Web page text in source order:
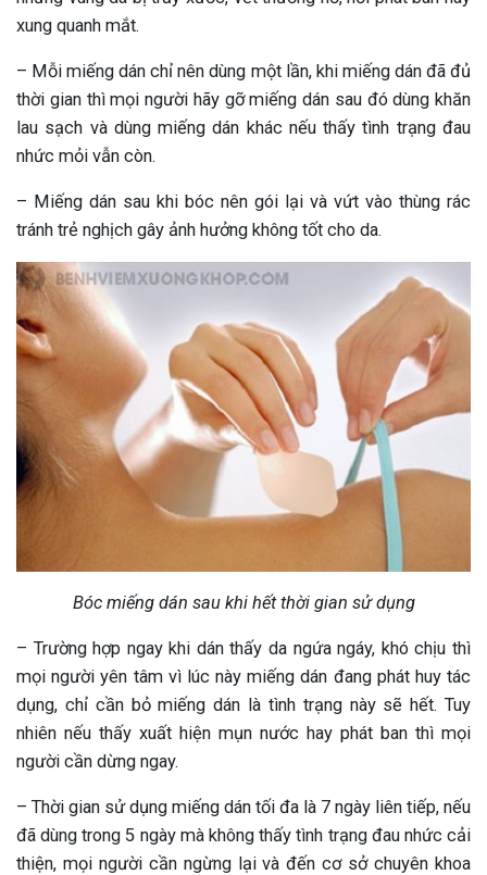
xung quanh mắt.
– Mỗi miếng dán chỉ nên dùng một lần, khi miếng dán đã đủ
thời gian thì mọi người hãy gỡ miếng dán sau đó dùng khăn
lau sạch và dùng miếng dán khác nếu thấy tình trạng đau
nhức mỏi vẫn còn.
– Miếng dán sau khi bóc nên gói lại và vứt vào thùng rác
tránh trẻ nghịch gây ảnh hưởng không tốt cho da.
Bóc miếng dán sau khi hết thời gian sử dụng
– Trường hợp ngay khi dán thấy da ngứa ngáy, khó chịu thì
mọi người yên tâm vì lúc này miếng dán đang phát huy tác
dụng, chỉ cần bỏ miếng dán là tình trạng này sẽ hết. Tuy
nhiên nếu thấy xuất hiện mụn nước hay phát ban thì mọi
người cần dừng ngay.
– Thời gian sử dụng miếng dán tối đa là 7 ngày liên tiếp, nếu
đã dùng trong 5 ngày mà không thấy tình trạng đau nhức cải
thiện, mọi người cần ngừng lại và đến cơ sở chuyên khoa